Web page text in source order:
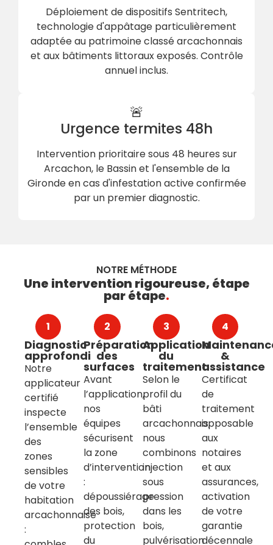
Déploiement de dispositifs Sentritech,
technologie d'appâtage particulièrement
adaptée au patrimoine classé arcachonnais
et aux bâtiments littoraux exposés. Contrôle
annuel inclus.
🚨
Urgence termites 48h
Intervention prioritaire sous 48 heures sur
Arcachon, le Bassin et l'ensemble de la
Gironde en cas d'infestation active confirmée
par un premier diagnostic.
NOTRE MÉTHODE
Une intervention rigoureuse, étape
par étape.
1
Diagnostic
approfondi
Notre
applicateur
certifié
inspecte
l’ensemble
des
zones
sensibles
de votre
habitation
arcachonnaise
:
2
Préparation
des
surfaces
Avant
l’application,
nos
équipes
sécurisent
la zone
d’intervention
:
dépoussiérage
des bois,
protection
du
3
Application
du
traitement
Selon le
profil du
bâti
arcachonnais,
nous
combinons
injection
sous
pression
dans les
bois,
pulvérisation
4
&
assistance
Certificat
de
traitement
opposable
aux
notaires
et aux
assurances,
activation
de votre
garantie
décennale